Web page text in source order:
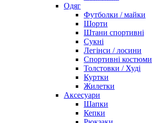
Одяг
Футболки / майки
Шорти
Штани спортивні
Сукні
Легінси / лосини
Спортивні костюми
Толстовки / Худі
Куртки
Жилетки
Аксесуари
Шапки
Кепки